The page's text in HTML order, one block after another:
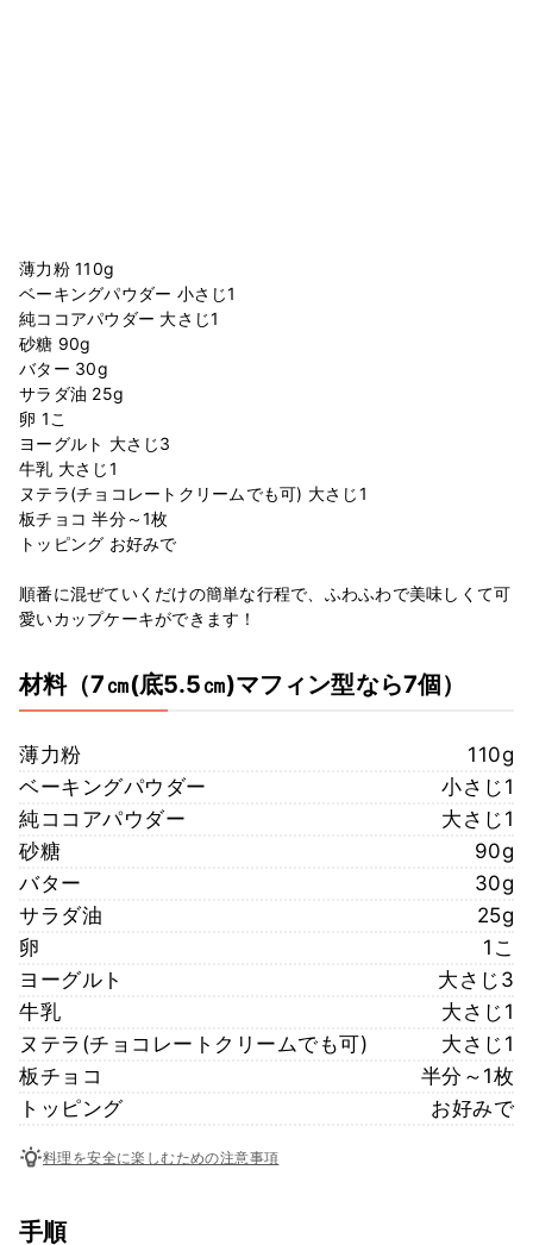
薄力粉 110g
ベーキングパウダー 小さじ1
純ココアパウダー 大さじ1
砂糖 90g
バター 30g
サラダ油 25g
卵 1こ
ヨーグルト 大さじ3
牛乳 大さじ1
ヌテラ(チョコレートクリームでも可) 大さじ1
板チョコ 半分～1枚
トッピング お好みで
順番に混ぜていくだけの簡単な行程で、ふわふわで美味しくて可
愛いカップケーキができます！
材料（7㎝(底5.5㎝)マフィン型なら7個）
薄力粉
110g
ベーキングパウダー
小さじ1
純ココアパウダー
大さじ1
砂糖
90g
バター
30g
サラダ油
25g
卵
1こ
ヨーグルト
大さじ3
牛乳
大さじ1
ヌテラ(チョコレートクリームでも可)
大さじ1
板チョコ
半分～1枚
トッピング
お好みで
料理を安全に楽しむための注意事項
手順